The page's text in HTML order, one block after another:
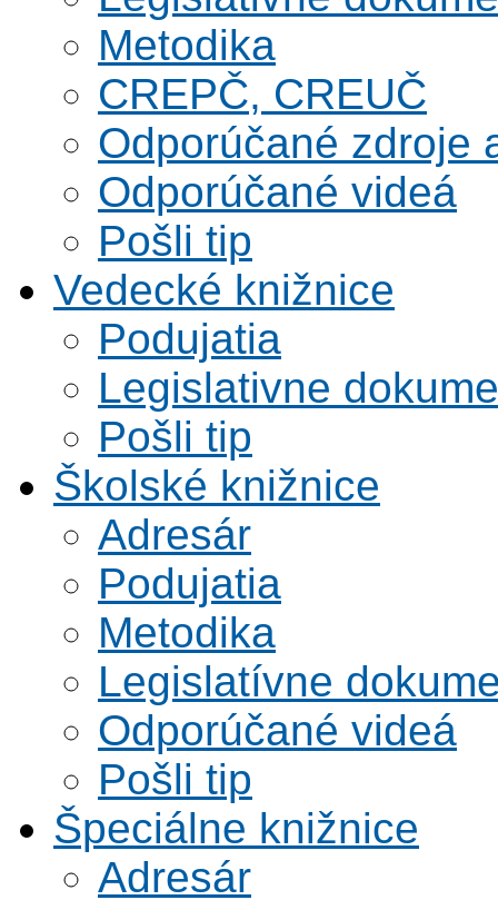
Metodika
CREPČ, CREUČ
Odporúčané zdroje
Odporúčané videá
Pošli tip
Vedecké knižnice
Podujatia
Legislativne
Pošli tip
Školské knižnice
Adresár
Podujatia
Metodika
Legislatívne
Odporúčané videá
Pošli tip
Špeciálne knižnice
Adresár